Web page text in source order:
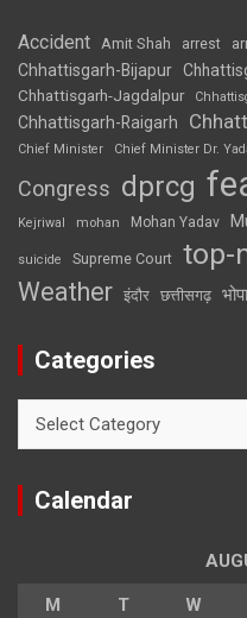
Accident Amit Shah arrest
Chhattisgarh-Bijapur
Chhattisgarh-Jagdalpur
Chhattisgarh-Raigarh
Chief Minister
Chief Minister Dr.
Congress dprcg
Kejriwal mohan Mohan Yadav
suicide Supreme Court top-
Weather इंदौर छत्तीसगढ़
Categories
Calendar
M T W